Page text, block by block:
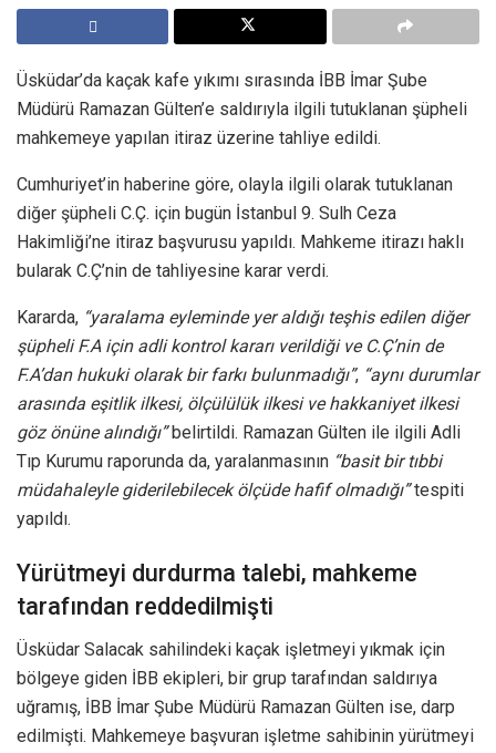
Üsküdar’da kaçak kafe yıkımı sırasında İBB İmar Şube
Müdürü Ramazan Gülten’e saldırıyla ilgili tutuklanan şüpheli
mahkemeye yapılan itiraz üzerine tahliye edildi.
Cumhuriyet’in haberine göre, olayla ilgili olarak tutuklanan
diğer şüpheli C.Ç. için bugün İstanbul 9. Sulh Ceza
Hakimliği’ne itiraz başvurusu yapıldı. Mahkeme itirazı haklı
bularak C.Ç’nin de tahliyesine karar verdi.
Kararda, “yaralama eyleminde yer aldığı teşhis edilen diğer
şüpheli F.A için adli kontrol kararı verildiği ve C.Ç’nin de
F.A’dan hukuki olarak bir farkı bulunmadığı”, “aynı durumlar
arasında eşitlik ilkesi, ölçülülük ilkesi ve hakkaniyet ilkesi
göz önüne alındığı”belirtildi. Ramazan Gülten ile ilgili Adli
Tıp Kurumu raporunda da, yaralanmasının “basit bir tıbbi
müdahaleyle giderilebilecek ölçüde hafif olmadığı”tespiti
yapıldı.
Yürütmeyi durdurma talebi, mahkeme
tarafından reddedilmişti
Üsküdar Salacak sahilindeki kaçak işletmeyi yıkmak için
bölgeye giden İBB ekipleri, bir grup tarafından saldırıya
uğramış, İBB İmar Şube Müdürü Ramazan Gülten ise, darp
edilmişti. Mahkemeye başvuran işletme sahibinin yürütmeyi